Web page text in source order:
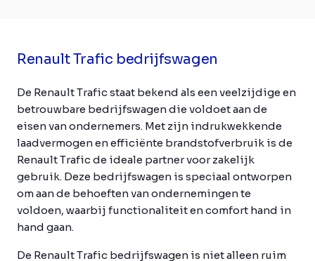
Renault Trafic bedrijfswagen
De Renault Trafic staat bekend als een veelzijdige en
betrouwbare bedrijfswagen die voldoet aan de
eisen van ondernemers. Met zijn indrukwekkende
laadvermogen en efficiënte brandstofverbruik is de
Renault Trafic de ideale partner voor zakelijk
gebruik. Deze bedrijfswagen is speciaal ontworpen
om aan de behoeften van ondernemingen te
voldoen, waarbij functionaliteit en comfort hand in
hand gaan.
De Renault Trafic bedrijfswagen is niet alleen ruim